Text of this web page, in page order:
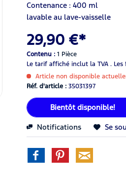
Contenance : 400 ml
lavable au lave-vaisselle
29,90 €*
Contenu :1 Pièce
Le tarif affiché inclut la TVA .
Article non disponible
Réf. d'article :35031397
Bientôt disponible!
Notifications Se